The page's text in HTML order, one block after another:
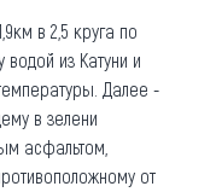
в 2,5 круга по
водой из Катуни и
Далее -
в зелени
асфальтом,
от